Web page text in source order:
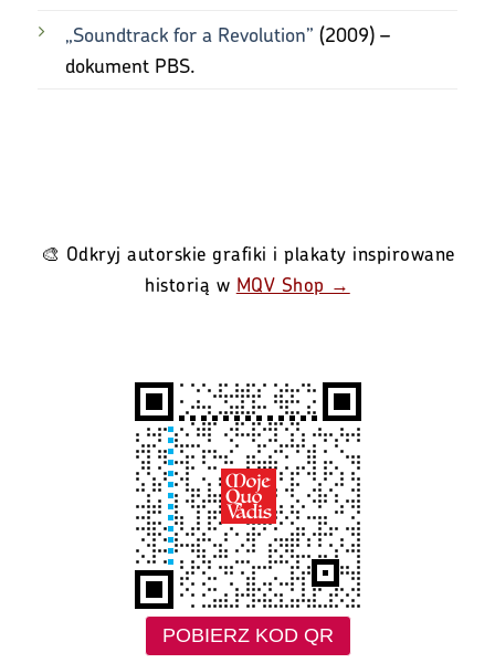
„Soundtrack for a Revolution” (2009) –
dokument PBS.
🎨 Odkryj autorskie grafiki i plakaty inspirowane
historią w MQV Shop →
POBIERZ KOD QR